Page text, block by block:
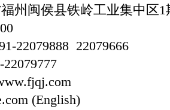
州闽侯县铁岭工业集中区1
22079888 22079666
(English)